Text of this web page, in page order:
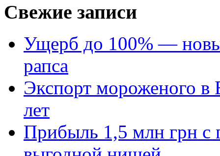
Свежие записи
Ущерб до 100% —
рапса
Экспорт мороженого в
лет
Прибыль 1,5 млн грн с